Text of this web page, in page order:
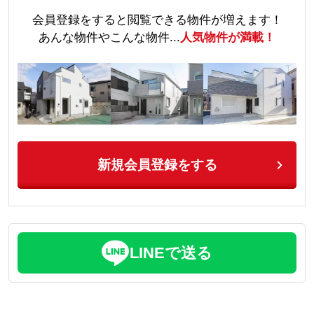
会員登録をすると閲覧できる物件が増えます！
あんな物件やこんな物件... 人気物件が満載！
新規会員登録をする
LINEで送る